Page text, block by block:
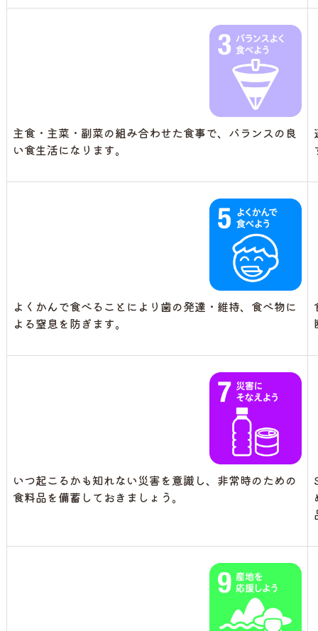
主食・主菜・副菜の組み合わせた食事で、バランスの良
い食生活になります。
よくかんで食べることにより歯の発達・維持、食べ物に
よる窒息を防ぎます。
いつ起こるかも知れない災害を意識し、非常時のための
食料品を備蓄しておきましょう。